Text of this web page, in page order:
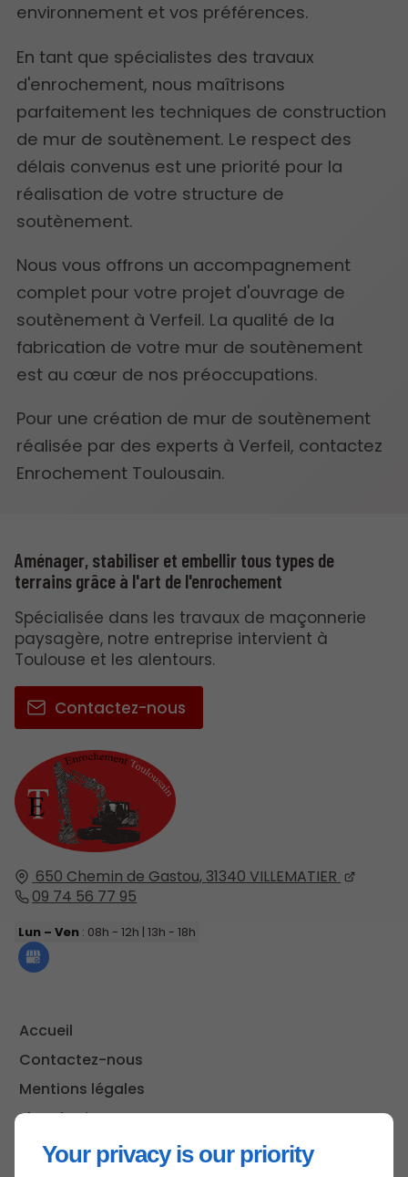
Your privacy is our priority
environnement et vos préférences.
En tant que spécialistes des travaux
d'enrochement, nous maîtrisons
parfaitement les techniques de construction
de mur de soutènement. Le respect des
délais convenus est une priorité pour la
réalisation de votre structure de
soutènement.
Nous vous offrons un accompagnement
complet pour votre projet d'ouvrage de
soutènement à Verfeil. La qualité de la
fabrication de votre mur de soutènement
est au cœur de nos préoccupations.
Pour une création de mur de soutènement
réalisée par des experts à Verfeil, contactez
Enrochement Toulousain.
650 Chemin de Gastou, 31340 VILLEMATIER
09 74 56 77 95
Lun – Ven : 08h - 12h | 13h - 18h
Accueil
Contactez-nous
Mentions légales
Plan du site
Aménager, stabiliser et embellir tous types de
terrains grâce à l'art de l'enrochement
Spécialisée dans les travaux de maçonnerie
paysagère, notre entreprise intervient à
Toulouse et les alentours.
Contactez-nous